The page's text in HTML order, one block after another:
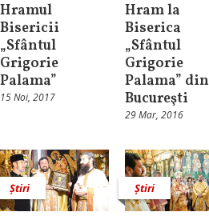
Hramul
Bisericii
„Sfântul
Grigorie
Palama”
15 Noi, 2017
Hram la
Biserica
„Sfântul
Grigorie
Palama” din
Bucureşti
29 Mar, 2016
Știri Știri